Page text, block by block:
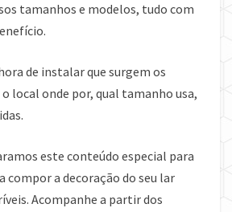
tamanhos e modelos, tudo com
de instalar que surgem os
local onde por, qual tamanho usa,
este conteúdo especial para
compor a decoração do seu lar
Acompanhe a partir dos